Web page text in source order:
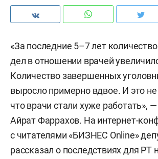
«За последние 5–7 лет
дел в отношении врачей
Количество завершенных
выросло примерно вдвое. И это не
что врачи стали хуже работать»,
Айрат Фаррахов. На интернет-
с читателями «БИЗНЕС Online»
рассказал о последствиях для РТ